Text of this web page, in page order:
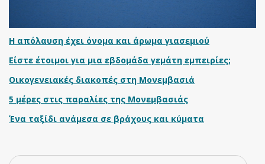
Η απόλαυση έχει όνομα και άρωμα γιασεμιού
Είστε έτοιμοι για μια εβδομάδα γεμάτη εμπειρίες;
Οικογενειακές διακοπές στη Μονεμβασιά
5 μέρες στις παραλίες της Μονεμβασιάς
Ένα ταξίδι ανάμεσα σε βράχους και κύματα